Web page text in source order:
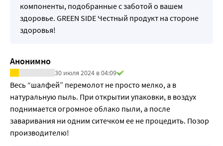
компоненты, подобранные с заботой о вашем
здоровье. GREEN SIDE Честный продукт на стороне
здоровья!
Анонимно
30 июля 2024 в 04:09
Весь “шалфей” перемолот не просто мелко, а в
натуральную пыль. При открытии упаковки, в воздух
поднимается огромное облако пыли, а после
заваривания ни одним ситечком ее не процедить. Позор
производителю!